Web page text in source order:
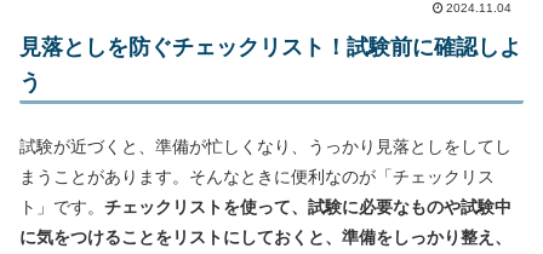
2024.11.04
見落としを防ぐチェックリスト！試験前に確認しよ
う
試験が近づくと、準備が忙しくなり、うっかり見落としをしてし
まうことがあります。そんなときに便利なのが「チェックリス
ト」です。 チェックリストを使って、試験に必要なものや試験中
に気をつけることをリストにしておくと、準備をしっかり整え、